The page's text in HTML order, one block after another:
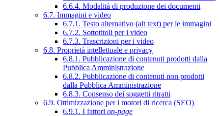
6.6.4. Modalità di produzione dei documenti
6.7. Immagini e video
6.7.1. Testo alternativo (alt text) per le immagini
6.7.2. Sottotitoli per i video
6.7.3. Trascrizioni per i video
6.8. Proprietà intellettuale e privacy
6.8.1. Pubblicazione di contenuti prodotti dalla
Pubblica Amministrazione
6.8.2. Pubblicazione di contenuti non prodotti
dalla Pubblica Amministrazione
6.8.3. Consenso dei soggetti ritratti
6.9. Ottimizzazione per i motori di ricerca (SEO)
6.9.1. I fattori on-page